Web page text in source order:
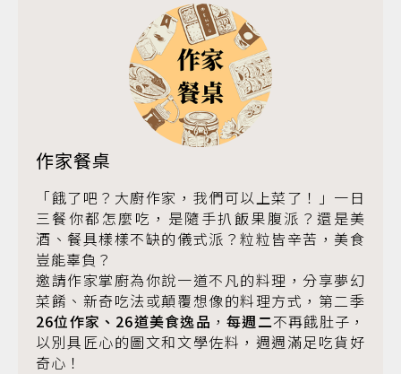
作家餐桌
「餓了吧？大廚作家，我們可以上菜了！」一日
三餐你都怎麼吃，是隨手扒飯果腹派？還是美
酒、餐具樣樣不缺的儀式派？粒粒皆辛苦，美食
豈能辜負？
邀請作家掌廚為你說一道不凡的料理，分享夢幻
菜餚、新奇吃法或顛覆想像的料理方式，第二季
26位作家、26道美食逸品 ， 每週二不再餓肚子，
以別具匠心的圖文和文學佐料，週週滿足吃貨好
奇心！